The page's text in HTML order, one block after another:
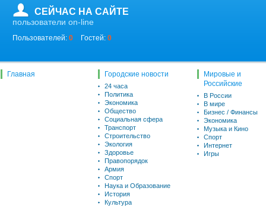
СЕЙЧАС НА САЙТЕ
пользователи on-line
Пользователей: 0 Гостей: 0
Главная Городские новости
24 часа
Политика
Экономика
Общество
Социальная сфера
Транспорт
Строительство
Экология
Здоровье
Правопорядок
Армия
Спорт
Наука и Образование
История
Культура
Мировые и
Российские
В России
В мире
Бизнес / Финансы
Экономика
Музыка и Кино
Спорт
Интернет
Игры